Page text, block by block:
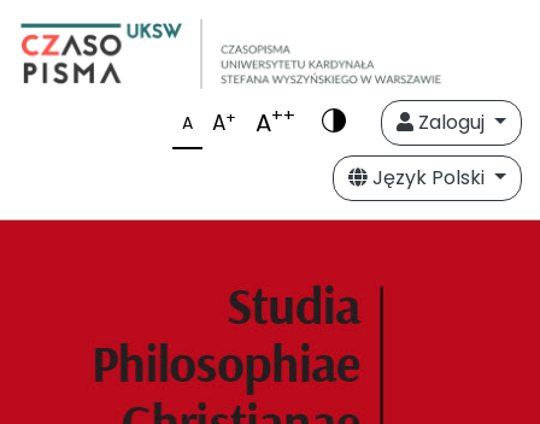
A A+ A++
Zaloguj
Język Polski